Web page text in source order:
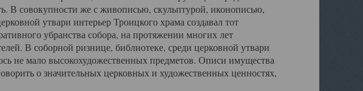
В совокупности же с живописью, скульптурой, иконописью,
утвари интерьер Троицкого храма создавал тот
убранства собора, на протяжении многих лет
В соборной ризнице, библиотеке, среди церковной утвари
не мало высокохудожественных предметов. Описи имущества
о значительных церковных и художественных ценностях,